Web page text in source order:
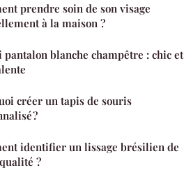
prendre soin de son visage
à la maison ?
pantalon blanche champêtre : chic et
créer un tapis de souris
?
identifier un lissage brésilien de
?